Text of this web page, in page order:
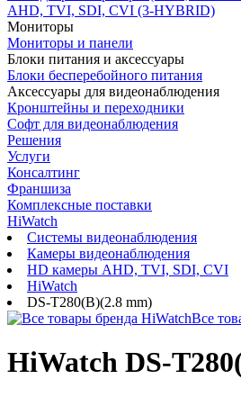
AHD, TVI, SDI, CVI (3-HYBRID)
Мониторы
Мониторы и панели
Блоки питания и аксессуары
Блоки бесперебойного питания
Аксессуары для видеонаблюдения
Кронштейны и переходники
Софт для видеонаблюдения
Решения
Услуги
Консалтинг
Франшиза
Комплексные поставки
HiWatch
Системы видеонаблюдения
Камеры видеонаблюдения
HD камеры AHD, TVI, SDI, CVI
HiWatch
DS-T280(B)(2.8 mm)
Все
HiWatch DS-